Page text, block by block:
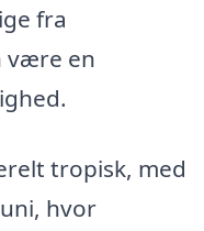
fra
være en
tropisk, med
hvor